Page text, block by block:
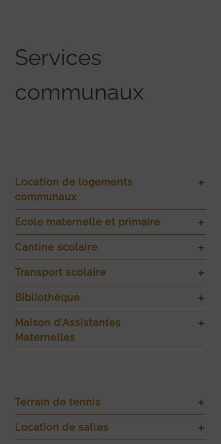
Services
communaux
Location de logements
communaux
Ecole maternelle et primaire
Cantine scolaire
Transport scolaire
Bibliothèque
Maison d’Assistantes
Maternelles
Terrain de tennis
Location de salles